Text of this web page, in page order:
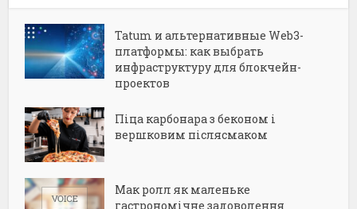
Tatum и альтернативные Web3-
платформы: как выбрать
инфраструктуру для блокчейн-
проектов
Піца карбонара з беконом і
вершковим післясмаком
Мак ролл як маленьке
гастрономічне задоволення